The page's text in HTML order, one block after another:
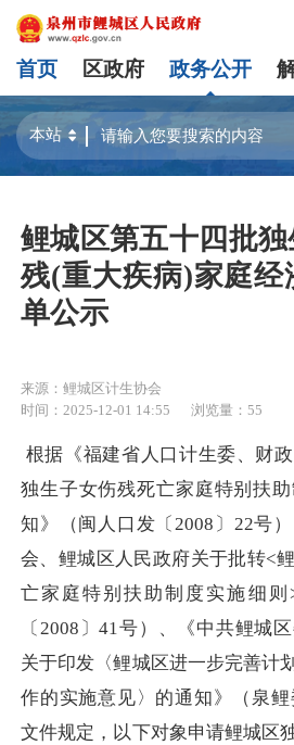
首页 区政府 政务公开
鲤城区第五十四批
残(重大疾病)家庭经
单公示
来源：鲤城区计生协会
时间：2025-12-01 14:55
浏览量： 55
根据《福建省人口计生委、财
独生子女伤残死亡家庭特别扶
知》（闽人口发〔2008〕22号
会、鲤城区人民政府关于批转<
亡家庭特别扶助制度实施细
〔2008〕41号）、《中共鲤城
关于印发〈鲤城区进一步完善计
作的实施意见〉的通知》（泉
文件规定，以下对象申请鲤城区